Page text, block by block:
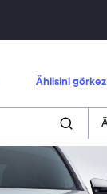
Ählisini görkez